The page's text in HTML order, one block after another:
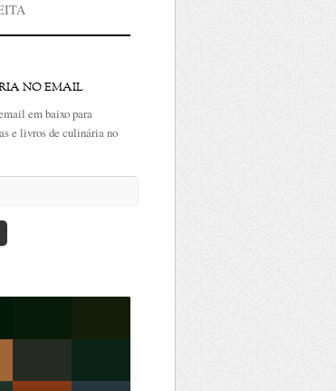
NO EMAIL
em baixo para
e livros de culinária no